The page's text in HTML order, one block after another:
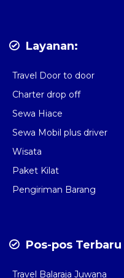
Layanan:
Travel Door to door
Charter drop off
Sewa Hiace
Sewa Mobil plus driver
Wisata
Paket Kilat
Pengiriman Barang
Pos-pos Terbaru
Travel Balaraja Juwana